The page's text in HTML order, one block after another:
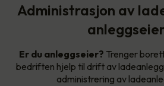
Administrasjon av
Er du anleggseier? Trenger
bedriften hjelp til drift av
administrering av